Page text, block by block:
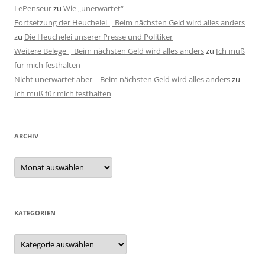
LePenseurzu Wie „unerwartet“
Fortsetzung der Heuchelei | Beim nächsten Geld wird alles anders
zu Die Heuchelei unserer Presse und Politiker
Weitere Belege | Beim nächsten Geld wird alles anderszu Ich muß
für mich festhalten
Nicht unerwartet aber | Beim nächsten Geld wird alles anderszu
Ich muß für mich festhalten
ARCHIV
Archiv
KATEGORIEN
Kategorien